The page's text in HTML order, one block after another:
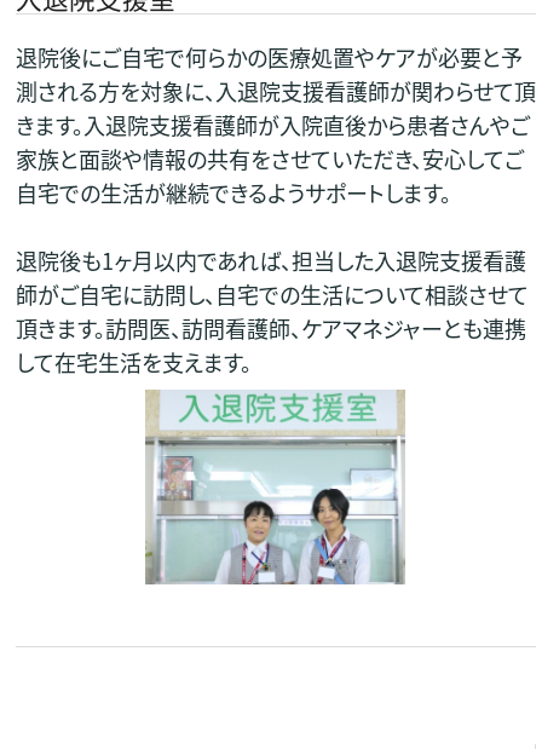
退院後にご自宅で何らかの医療処置やケアが必要と予
測される方を対象に、入退院支援看護師が関わらせて頂
きます。入退院支援看護師が入院直後から患者さんやご
家族と面談や情報の共有をさせていただき、安心してご
自宅での生活が継続できるようサポートします。
退院後も1ヶ月以内であれば、担当した入退院支援看護
師がご自宅に訪問し、自宅での生活について相談させて
頂きます。訪問医、訪問看護師、ケアマネジャーとも連携
して在宅生活を支えます。